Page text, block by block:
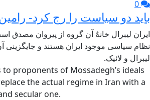
باید دو سیاست را رج کرد-
ایران لیبرال خانهٌ آن گروه از پیروان مصدق
نظام سیاسی موجود ایران هستند و جایگزینی
لیبرال و لائیک.
proponents of Mossadegh’s ideals
the actual regime in Iran with a
secular one.